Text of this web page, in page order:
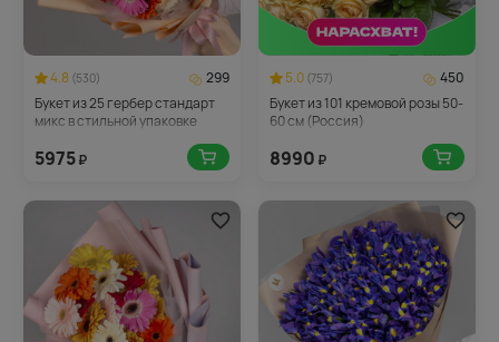
4.8 (530)
299
Букет из 25 гербер стандарт
микс в стильной упаковке
5975₽
5.0 (757)
450
Букет из 101 кремовой розы 50-
60 см (Россия)
8990 ₽